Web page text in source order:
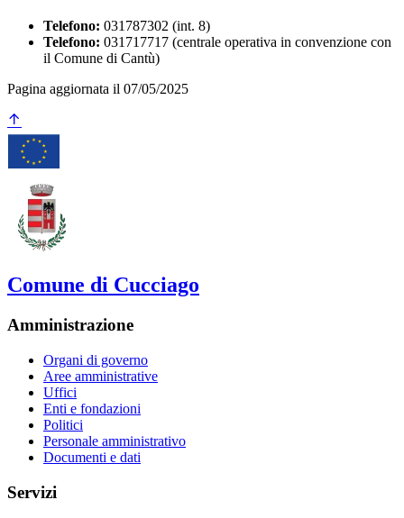
Telefono: 031787302 (int. 8)
Telefono: 031717717 (centrale operativa in convenzione con
il Comune di Cantù)
Pagina aggiornata il 07/05/2025
Comune di Cucciago
Amministrazione
Organi di governo
Aree amministrative
Uffici
Enti e fondazioni
Politici
Personale amministrativo
Documenti e dati
Servizi